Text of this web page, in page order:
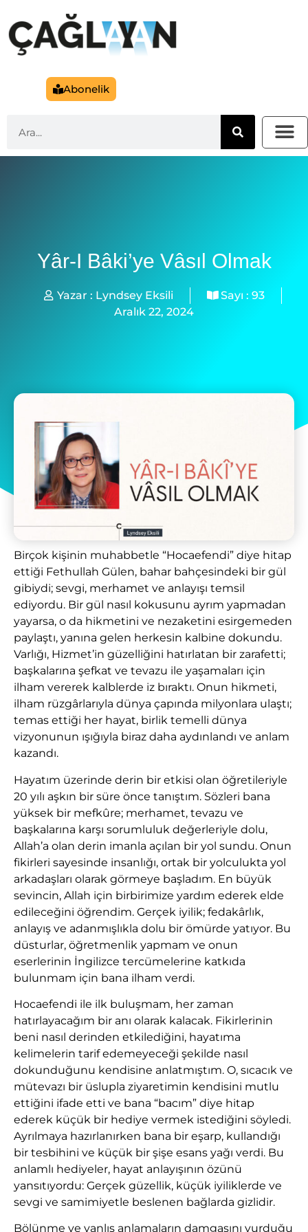
Abonelik
Yâr-I Bâki’ye Vâsıl Olmak
Yazar : Lyndsey Eksili Sayı : 93
Aralık 22, 2024
Birçok kişinin muhabbetle “Hocaefendi” diye hitap
ettiği Fethullah Gülen, bahar bahçesindeki bir gül
gibiydi; sevgi, merhamet ve anlayışı temsil
ediyordu. Bir gül nasıl kokusunu ayrım yapmadan
yayarsa, o da hikmetini ve nezaketini esirgemeden
paylaştı, yanına gelen herkesin kalbine dokundu.
Varlığı, Hizmet’in güzelliğini hatırlatan bir zarafetti;
başkalarına şefkat ve tevazu ile yaşamaları için
ilham vererek kalblerde iz bıraktı. Onun hikmeti,
ilham rüzgârlarıyla dünya çapında milyonlara ulaştı;
temas ettiği her hayat, birlik temelli dünya
vizyonunun ışığıyla biraz daha aydınlandı ve anlam
kazandı.
Hayatım üzerinde derin bir etkisi olan öğretileriyle
20 yılı aşkın bir süre önce tanıştım. Sözleri bana
yüksek bir mefkûre; merhamet, tevazu ve
başkalarına karşı sorumluluk değerleriyle dolu,
Allah’a olan derin imanla açılan bir yol sundu. Onun
fikirleri sayesinde insanlığı, ortak bir yolculukta yol
arkadaşları olarak görmeye başladım. En büyük
sevincin, Allah için birbirimize yardım ederek elde
edileceğini öğrendim. Gerçek iyilik; fedakârlık,
anlayış ve adanmışlıkla dolu bir ömürde yatıyor. Bu
düsturlar, öğretmenlik yapmam ve onun
eserlerinin İngilizce tercümelerine katkıda
bulunmam için bana ilham verdi.
Hocaefendi ile ilk buluşmam, her zaman
hatırlayacağım bir anı olarak kalacak. Fikirlerinin
beni nasıl derinden etkilediğini, hayatıma
kelimelerin tarif edemeyeceği şekilde nasıl
dokunduğunu kendisine anlatmıştım. O, sıcacık ve
mütevazı bir üslupla ziyaretimin kendisini mutlu
ettiğini ifade etti ve bana “bacım” diye hitap
ederek küçük bir hediye vermek istediğini söyledi.
Ayrılmaya hazırlanırken bana bir eşarp, kullandığı
bir tesbihini ve küçük bir şişe esans yağı verdi. Bu
anlamlı hediyeler, hayat anlayışının özünü
yansıtıyordu: Gerçek güzellik, küçük iyiliklerde ve
sevgi ve samimiyetle beslenen bağlarda gizlidir.
Bölünme ve yanlış anlamaların damgasını vurduğu